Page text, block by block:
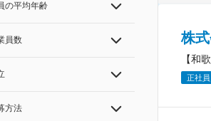
の平均年齢
員数
方法
株
【和
正社員